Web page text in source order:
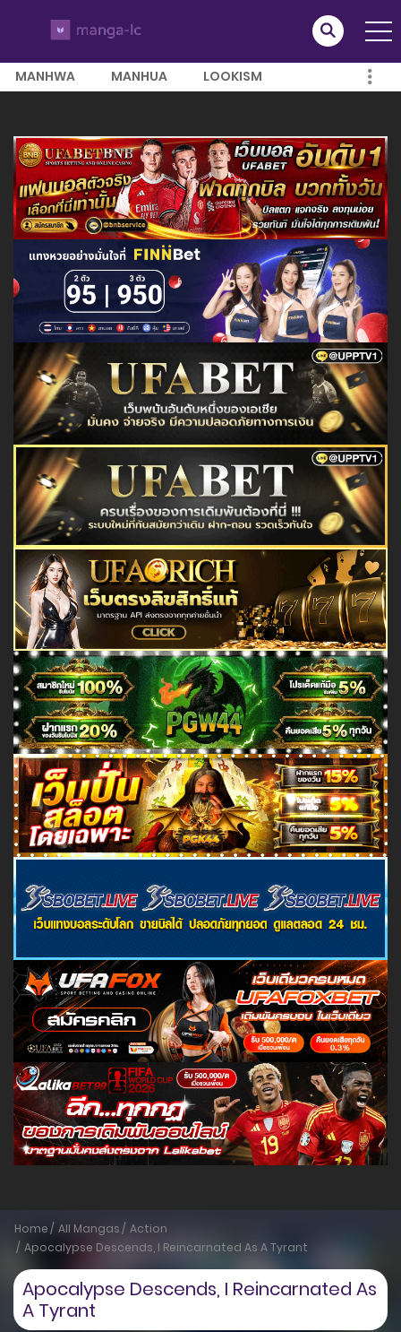
MANHWA MANHUA LOOKISM
Home All Mangas
Action
Apocalypse Descends, I Reincarnated As A Tyrant
Apocalypse Descends, I Reincarnated As
A Tyrant